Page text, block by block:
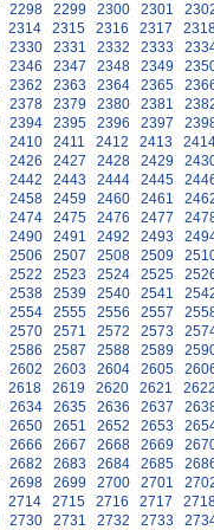
2298 2299 2300 2301
2314 2315 2316 2317
2330 2331 2332 2333
2346 2347 2348 2349
2362 2363 2364 2365
2378 2379 2380 2381
2394 2395 2396 2397
2410 2411 2412 2413
2426 2427 2428 2429
2442 2443 2444 2445
2458 2459 2460 2461
2474 2475 2476 2477
2490 2491 2492 2493
2506 2507 2508 2509
2522 2523 2524 2525
2538 2539 2540 2541
2554 2555 2556 2557
2570 2571 2572 2573
2586 2587 2588 2589
2602 2603 2604 2605
2618 2619 2620 2621
2634 2635 2636 2637
2650 2651 2652 2653
2666 2667 2668 2669
2682 2683 2684 2685
2698 2699 2700 2701
2714 2715 2716 2717
2730 2731 2732 2733